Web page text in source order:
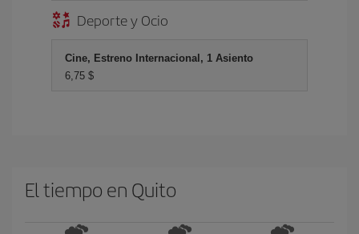
Deporte y Ocio
Cine, Estreno Internacional, 1 Asiento
6,75 $
El tiempo en Quito